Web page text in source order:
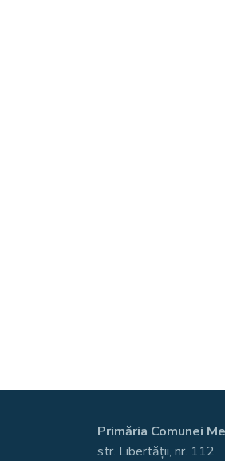
Primăria Comunei
str. Libertății, nr. 112